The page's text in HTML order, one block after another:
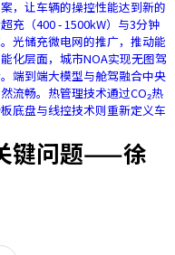
，让车辆的操控性能达到新的
充（400 - 1500kW）与3分钟
光储充微电网的推广，推动能
化层面，城市NOA实现无图驾
端到端大模型与舱驾融合中央
流畅。热管理技术通过CO₂热
底盘与线控技术则重新定义车
键问题——徐